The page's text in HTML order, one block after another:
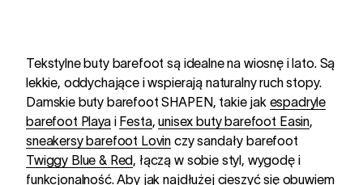
Tekstylne buty barefoot są idealne na wiosnę i lato. Są
lekkie, oddychające i wspierają naturalny ruch stopy.
Damskie buty barefoot SHAPEN, takie jak espadryle
barefoot Playai Festa,unisex buty barefoot Easin
sneakersy barefoot Lovin czy sandały barefoot
Twiggy Blue & Red , łączą w sobie styl, wygodę i
funkcjonalność. Aby jak najdłużej cieszyć się obuwiem